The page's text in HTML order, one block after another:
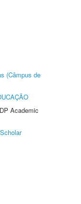
(Câmpus de
Academic